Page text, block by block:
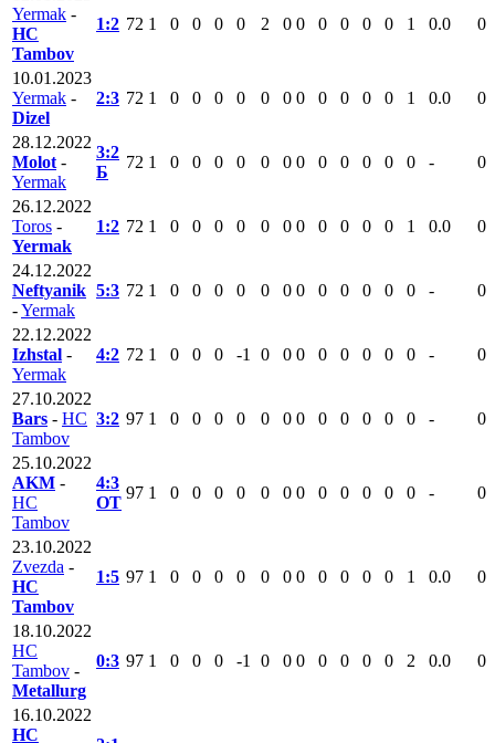
Yermak -
HC
Tambov
1:2 72 1 0 0 0 0 2 0 0 0 0 0 0 1 0.0 0
10.01.2023
Yermak -
Dizel
2:3 72 1 0 0 0 0 0 0 0 0 0 0 0 1 0.0 0
28.12.2022
Molot -
Yermak
3:2
Б
72 1 0 0 0 0 0 0 0 0 0 0 0 0 - 0
26.12.2022
Toros -
Yermak
1:2 72 1 0 0 0 0 0 0 0 0 0 0 0 1 0.0 0
24.12.2022
Neftyanik
-Yermak
5:3 72 1 0 0 0 0 0 0 0 0 0 0 0 0 - 0
22.12.2022
Izhstal -
Yermak
4:2 72 1 0 0 0 -1 0 0 0 0 0 0 0 0 - 0
27.10.2022
Bars - HC
Tambov
3:2 97 1 0 0 0 0 0 0 0 0 0 0 0 0 - 0
25.10.2022
AKM -
HC
Tambov
4:3
ОТ
97 1 0 0 0 0 0 0 0 0 0 0 0 0 - 0
23.10.2022
Zvezda -
HC
Tambov
1:5 97 1 0 0 0 0 0 0 0 0 0 0 0 1 0.0 0
18.10.2022
HC
Tambov -
Metallurg
0:3 97 1 0 0 0 -1 0 0 0 0 0 0 0 2 0.0 0
16.10.2022
HC